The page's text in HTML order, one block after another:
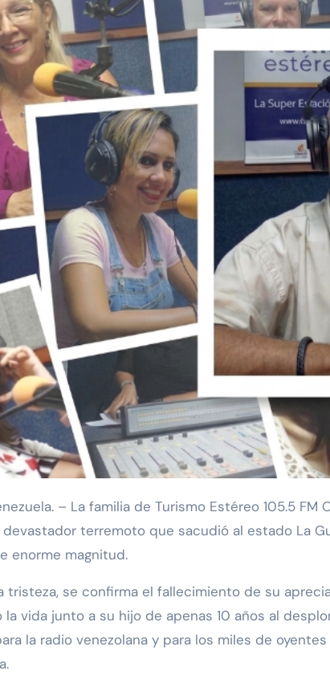
terremoto que sacudió al estado La
enorme magnitud.
tristeza, se confirma el fallecimiento de su
la vida junto a su hijo de apenas 10 años al
la radio venezolana y para los miles de